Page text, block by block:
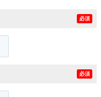
必須
必須